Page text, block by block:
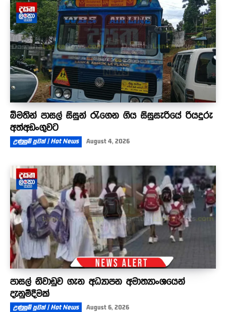
බීමතින් පාසල් සිසුන් රැගෙන ගිය සිසුසැරියේ රියදුරු
අත්අඩංගුවට
උණුසුම් පුවත් | Hot News August 4, 2026
පාසල් නිවාඩුව ගැන අධ්‍යාපන අමාත්‍යාංශයෙන්
දැනුම්දීමක්
උණුසුම් පුවත් | Hot News August 6, 2026